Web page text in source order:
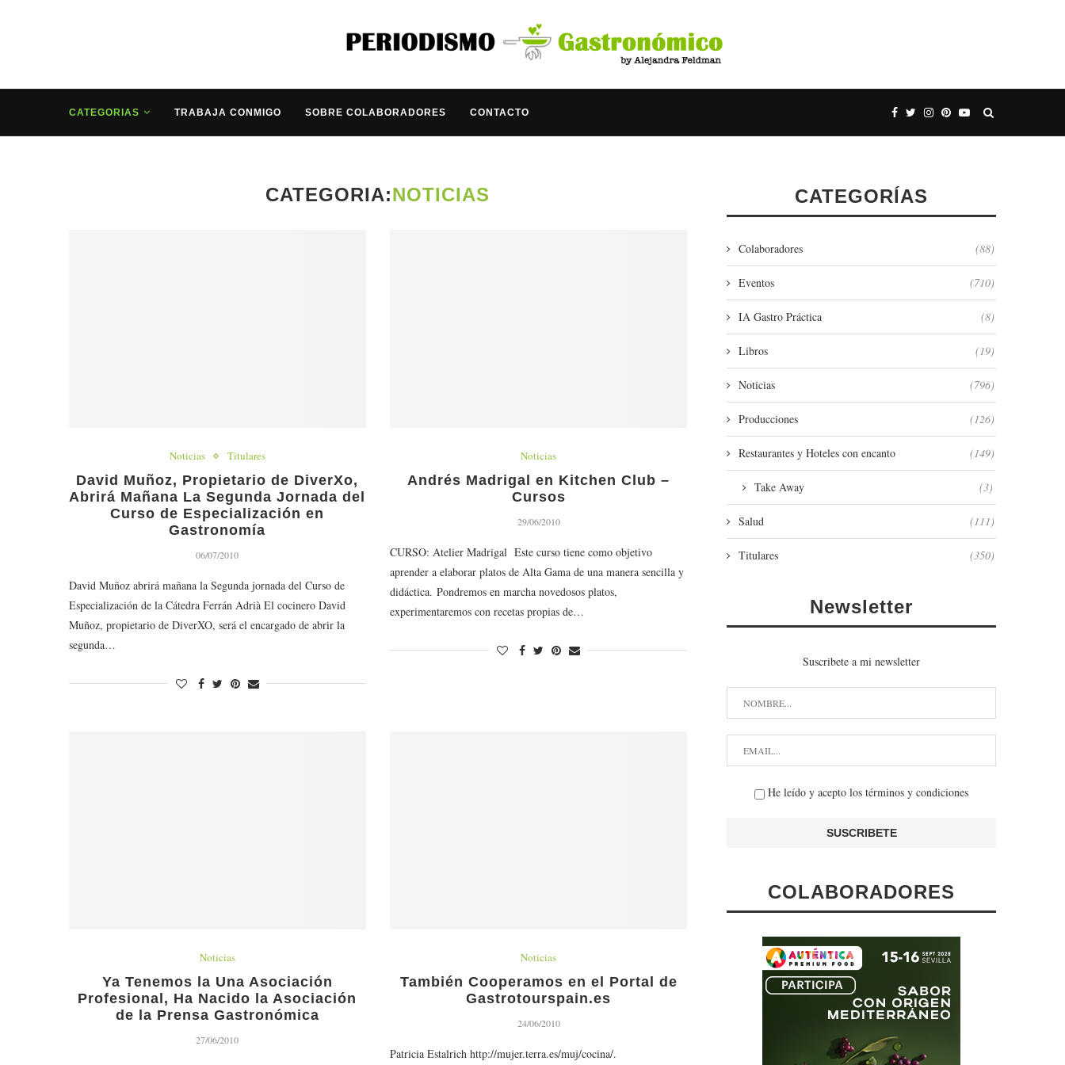
CATEGORIAS TRABAJA CONMIGO SOBRE COLABORADORES CONTACTO
CATEGORIA:NOTICIAS
Noticias Titulares
David Muñoz, Propietario de DiverXo,
Abrirá Mañana La Segunda Jornada del
Curso de Especialización en
Gastronomía
06/07/2010
David Muñoz abrirá mañana la Segunda jornada del Curso de
Especialización de la Cátedra Ferrán Adrià El cocinero David
Muñoz, propietario de DiverXO, será el encargado de abrir la
segunda…
Noticias
Andrés Madrigal en Kitchen Club –
Cursos
29/06/2010
CURSO: Atelier Madrigal Este curso tiene como objetivo
aprender a elaborar platos de Alta Gama de una manera sencilla y
didáctica. Pondremos en marcha novedosos platos,
experimentaremos con recetas propias de…
Noticias
Ya Tenemos la Una Asociación
Profesional, Ha Nacido la Asociación
de la Prensa Gastronómica
27/06/2010
Noticias
También Cooperamos en el Portal de
Gastrotourspain.es
24/06/2010
Patricia Estalrich http://mujer.terra.es/muj/cocina/.
CATEGORÍAS
Colaboradores (88)
Eventos (710)
IA Gastro Práctica (8)
Libros (19)
Noticias (796)
Producciones (126)
Restaurantes y Hoteles con encanto (149)
Take Away (3)
Salud (111)
Titulares (350)
Newsletter
Suscribete a mi newsletter
He leído y acepto los términos y condiciones
COLABORADORES